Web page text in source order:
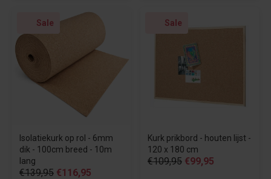
Sale
Isolatiekurk op rol - 6mm
dik - 100cm breed - 10m
lang
€139,95 €116,95
Sale
Kurk prikbord - houten lijst -
120 x 180 cm
€109,95 €99,95